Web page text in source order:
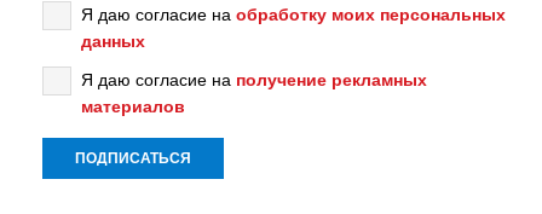
Я даю согласие на обработку моих персональных
данных
Я даю согласие на получение рекламных
материалов